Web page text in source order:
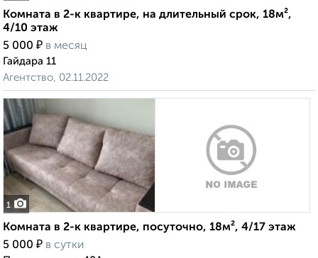
Комната в 2-к квартире, на длительный срок, 18м²,
4/10 этаж
5 000 ₽ в месяц
Гайдара 11
Агентство, 02.11.2022
1
Комната в 2-к квартире, посуточно, 18м², 4/17 этаж
5 000 ₽ в сутки